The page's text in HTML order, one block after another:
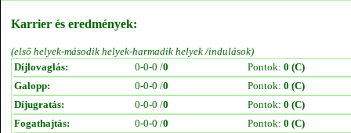
Karrier és eredmények:
(első helyek-második helyek-harmadik helyek /indulások)
Díjlovaglás:
0-0-0 /0 Pontok: 0 (C)
Galopp:
0-0-0 /0 Pontok: 0 (C)
Díjugratás:
0-0-0 /0 Pontok: 0 (C)
Fogathajtás:
0-0-0 /0 Pontok: 0 (C)